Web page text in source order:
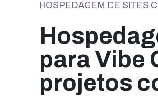
HOSPEDAGEM DE SITES
para Vibe
projetos